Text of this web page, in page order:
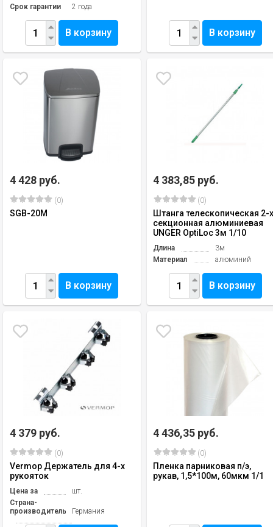
Срок гарантии
2 года
В корзину В корзину
4 428 руб.
(0)
SGB-20M
В корзину
4 383,85 руб.
(0)
Штанга телескопическая 2-
секционная алюминиевая
UNGER OptiLoc 3м 1/10
Длина
3м
Материал
алюминий
В корзину
4 379 руб.
(0)
Vermop Держатель для 4-х
рукояток
Цена за
шт.
Страна-
производитель
Германия
4 436,35 руб.
(0)
Пленка парниковая п/э,
рукав, 1,5*100м, 60мкм 1/1